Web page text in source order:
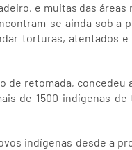
e muitas das
se ainda sob a
torturas, atentados e
de retomada, concedeu
de 1500 indígenas
indígenas desde a